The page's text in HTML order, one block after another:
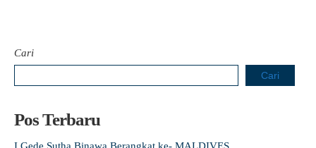
Cari
Cari
Pos Terbaru